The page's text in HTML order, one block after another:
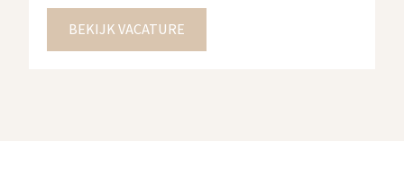
zoek naar jou! Ben jij een deskundige en betrokken
verpleegkundige die graag werkt met ouderen?
BEKIJK VACATURE